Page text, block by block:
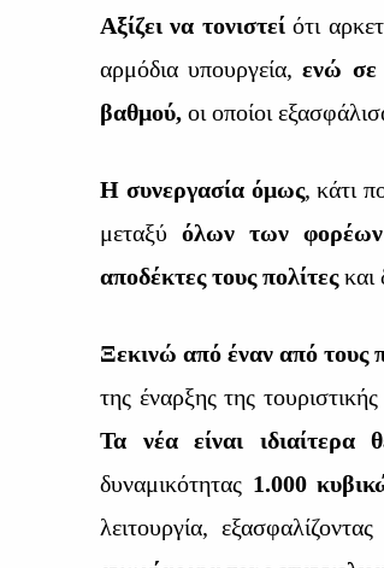
Αξίζει να τονιστείότι
αρμόδια υπουργεία,ενώ σε
βαθμού, οι οποίοι
Η συνεργασία όμως, κάτι
μεταξύόλων των φορέων
αποδέκτες τους πολίτεςκαι
Ξεκινώ από έναν από τους
της έναρξης της
Τα νέα είναι ιδιαίτερα
δυναμικότητας 1.000
λειτουργία,